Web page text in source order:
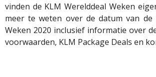
vinden de KLM Werelddeal Weken
meer te weten over de datum van de
Weken 2020 inclusief informatie over
voorwaarden, KLM Package Deals en